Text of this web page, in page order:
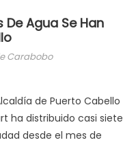
De Agua Se Han
Carabobo
de Puerto Cabello
ha distribuido casi siete
desde el mes de